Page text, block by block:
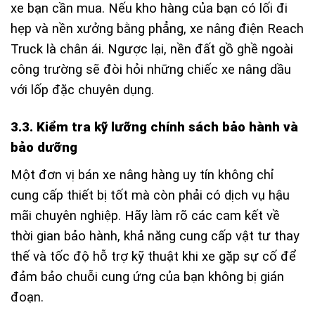
xe bạn cần mua. Nếu kho hàng của bạn có lối đi
hẹp và nền xưởng bằng phẳng, xe nâng điện Reach
Truck là chân ái. Ngược lại, nền đất gồ ghề ngoài
công trường sẽ đòi hỏi những chiếc xe nâng dầu
với lốp đặc chuyên dụng.
3.3. Kiểm tra kỹ lưỡng chính sách bảo hành và
bảo dưỡng
Một đơn vị bán xe nâng hàng uy tín không chỉ
cung cấp thiết bị tốt mà còn phải có dịch vụ hậu
mãi chuyên nghiệp. Hãy làm rõ các cam kết về
thời gian bảo hành, khả năng cung cấp vật tư thay
thế và tốc độ hỗ trợ kỹ thuật khi xe gặp sự cố để
đảm bảo chuỗi cung ứng của bạn không bị gián
đoạn.